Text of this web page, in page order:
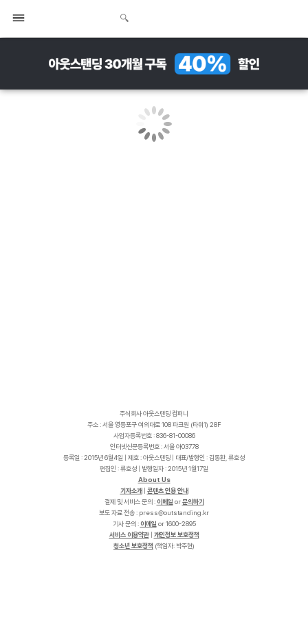
주식회사 아웃스탠딩 컴퍼니
주소 : 서울 영등포구 여의대로 108 파크원 (타워1) 28F
사업자등록번호 : 836-81-00086
인터넷신문등록번호 : 서울 아03778
등록일 : 2015년 6월4일 | 제호 : 아웃스탠딩 | 대표/발행인 : 김동환, 류호성
편집인 : 류호성 | 발행일자 : 2015년 1월17일
About Us
기자소개
콘텐츠 인용 안내
결제 및 서비스 문의 : 이메일 or문의하기
보도 자료 전송 :
r
k
.
g
n
i
d
n
a
t
s
t
u
o
@
s
s
e
r
p
기사 문의 : 이메일 or 1600-2895
서비스 이용약관| 개인정보 보호정책
청소년 보호정책 (책임자: 박주현)